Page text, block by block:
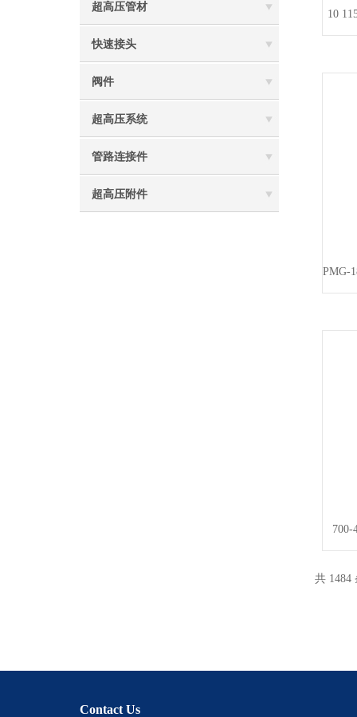
超高压管材
快速接头
阀件
超高压系统
管路连接件
超高压附件
10
共 1484
Contact Us